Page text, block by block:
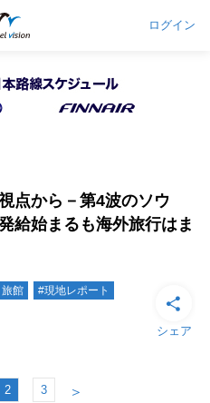
ログイン
点から－第4波のソウ
給始まるも海外旅行はま
館 #現地レポート
シェア
2 3 ＞